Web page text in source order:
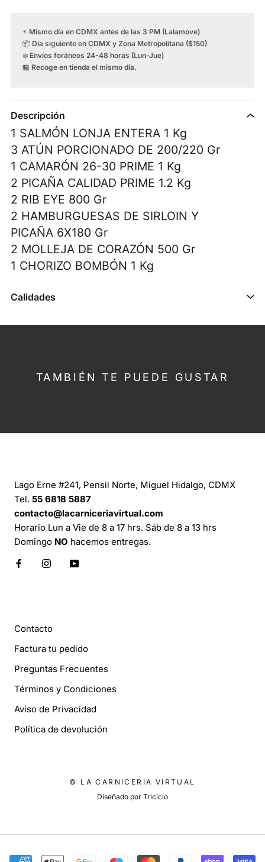
⚡ Mismo día en CDMX antes de las 3 PM (Lalamove)
📦 Día siguiente en CDMX y Zona Metropolitana ($150)
❄️ Envíos foráneos 24-48 horas (Lun-Jue)
🏪 Recoge en tienda el mismo día.
Descripción
1 SALMÓN LONJA ENTERA 1 Kg
3 ATÚN PORCIONADO DE 200/220 Gr
1 CAMARÓN 26-30 PRIME 1 Kg
2 PICAÑA CALIDAD PRIME 1.2 Kg
2 RIB EYE 800 Gr
2 HAMBURGUESAS DE SIRLOIN Y
PICAÑA 6X180 Gr
2 MOLLEJA DE CORAZÓN 500 Gr
1 CHORIZO BOMBÓN 1 Kg
Calidades
TAMBIÉN TE PUEDE GUSTAR
Lago Erne #241, Pensil Norte, Miguel Hidalgo, CDMX
Tel. 55 6818 5887
contacto@lacarniceriavirtual.com
Horario Lun a Vie de 8 a 17 hrs. Sáb de 8 a 13 hrs
Domingo NO hacemos entregas.
Contacto
Factura tu pedido
Preguntas Frecuentes
Términos y Condiciones
Aviso de Privacidad
Política de devolución
© LA CARNICERIA VIRTUAL
Diseñado por Triciclo